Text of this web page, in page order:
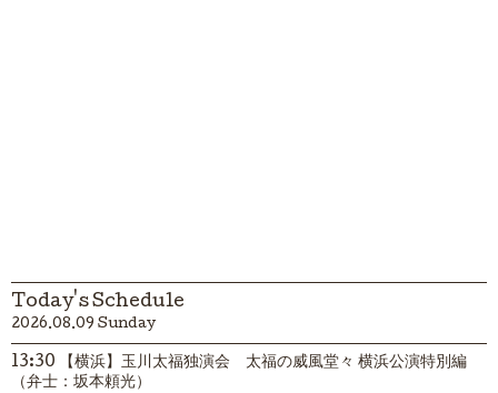
Today's Schedule
2026.08.09 Sunday
13:30 【横浜】玉川太福独演会 太福の威風堂々 横浜公演特別編
（弁士：坂本頼光）